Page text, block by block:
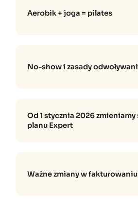
Aerobik + joga = pilates
No-show i zasady
Od 1 stycznia 2026
planu Expert
Ważne zmiany w fakturowaniu